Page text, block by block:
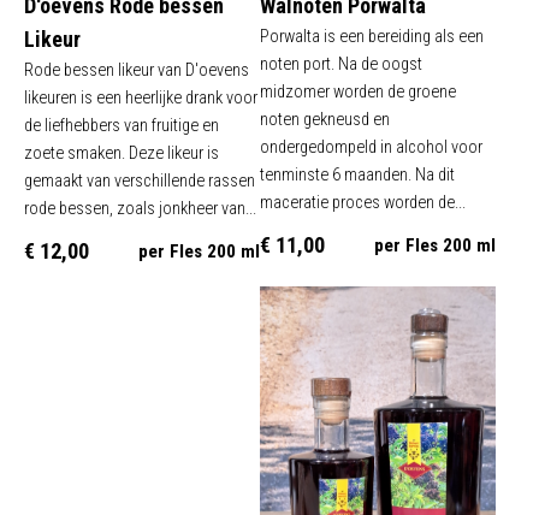
D'oevens Rode bessen
Likeur
Rode bessen likeur van D'oevens
likeuren is een heerlijke drank voor
de liefhebbers van fruitige en
zoete smaken. Deze likeur is
gemaakt van verschillende rassen
rode bessen, zoals jonkheer van...
€ 12,00 per Fles 200 ml
Walnoten Porwalta
Porwalta is een bereiding als een
noten port. Na de oogst
midzomer worden de groene
noten gekneusd en
ondergedompeld in alcohol voor
tenminste 6 maanden. Na dit
maceratie proces worden de...
€ 11,00 per Fles 200 ml